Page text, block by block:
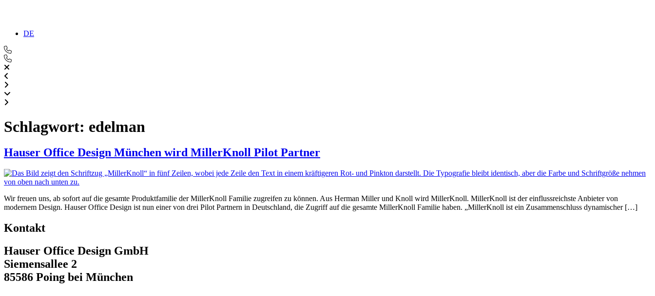
DE
Schlagwort: edelman
Hauser Office Design München wird MillerKnoll Pilot Partner
Wir freuen uns, ab sofort auf die gesamte Produktfamilie der MillerKnoll Familie zugreifen zu können. Aus Herman Miller und Knoll wird MillerKnoll. MillerKnoll ist der einflussreichste Anbieter von
modernem Design. Hauser Office Design ist nun einer von drei Pilot Partnern in Deutschland, die Zugriff auf die gesamte MillerKnoll Familie haben. „MillerKnoll ist ein Zusammenschluss dynamischer […]
Kontakt
Hauser Office Design GmbH
Siemensallee 2
85586 Poing bei München